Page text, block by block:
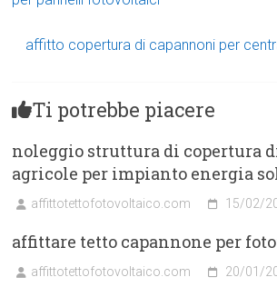
affitto copertura di capannoni per
Ti potrebbe piacere
noleggio struttura di copertura
agricole per impianto energia
affittotettofotovoltaico.com 15/02/
affittare tetto capannone per
affittotettofotovoltaico.com 20/01/